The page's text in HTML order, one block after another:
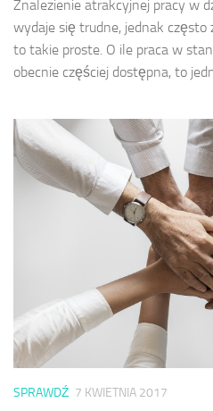
Znalezienie atrakcyjnej pracy w
wydaje się trudne, jednak często
to takie proste. O ile praca w
obecnie częściej dostępna, to
SPRAWDŹ 7 KWIETNIA 2017